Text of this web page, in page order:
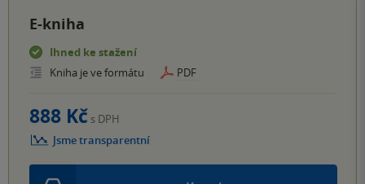
E-kniha
Ihned ke stažení
Kniha je ve formátu
PDF
888 Kč s DPH
Jsme transparentní